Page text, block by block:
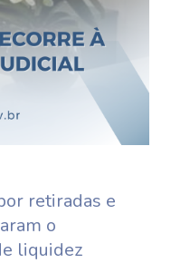
retiradas e
o
liquidez